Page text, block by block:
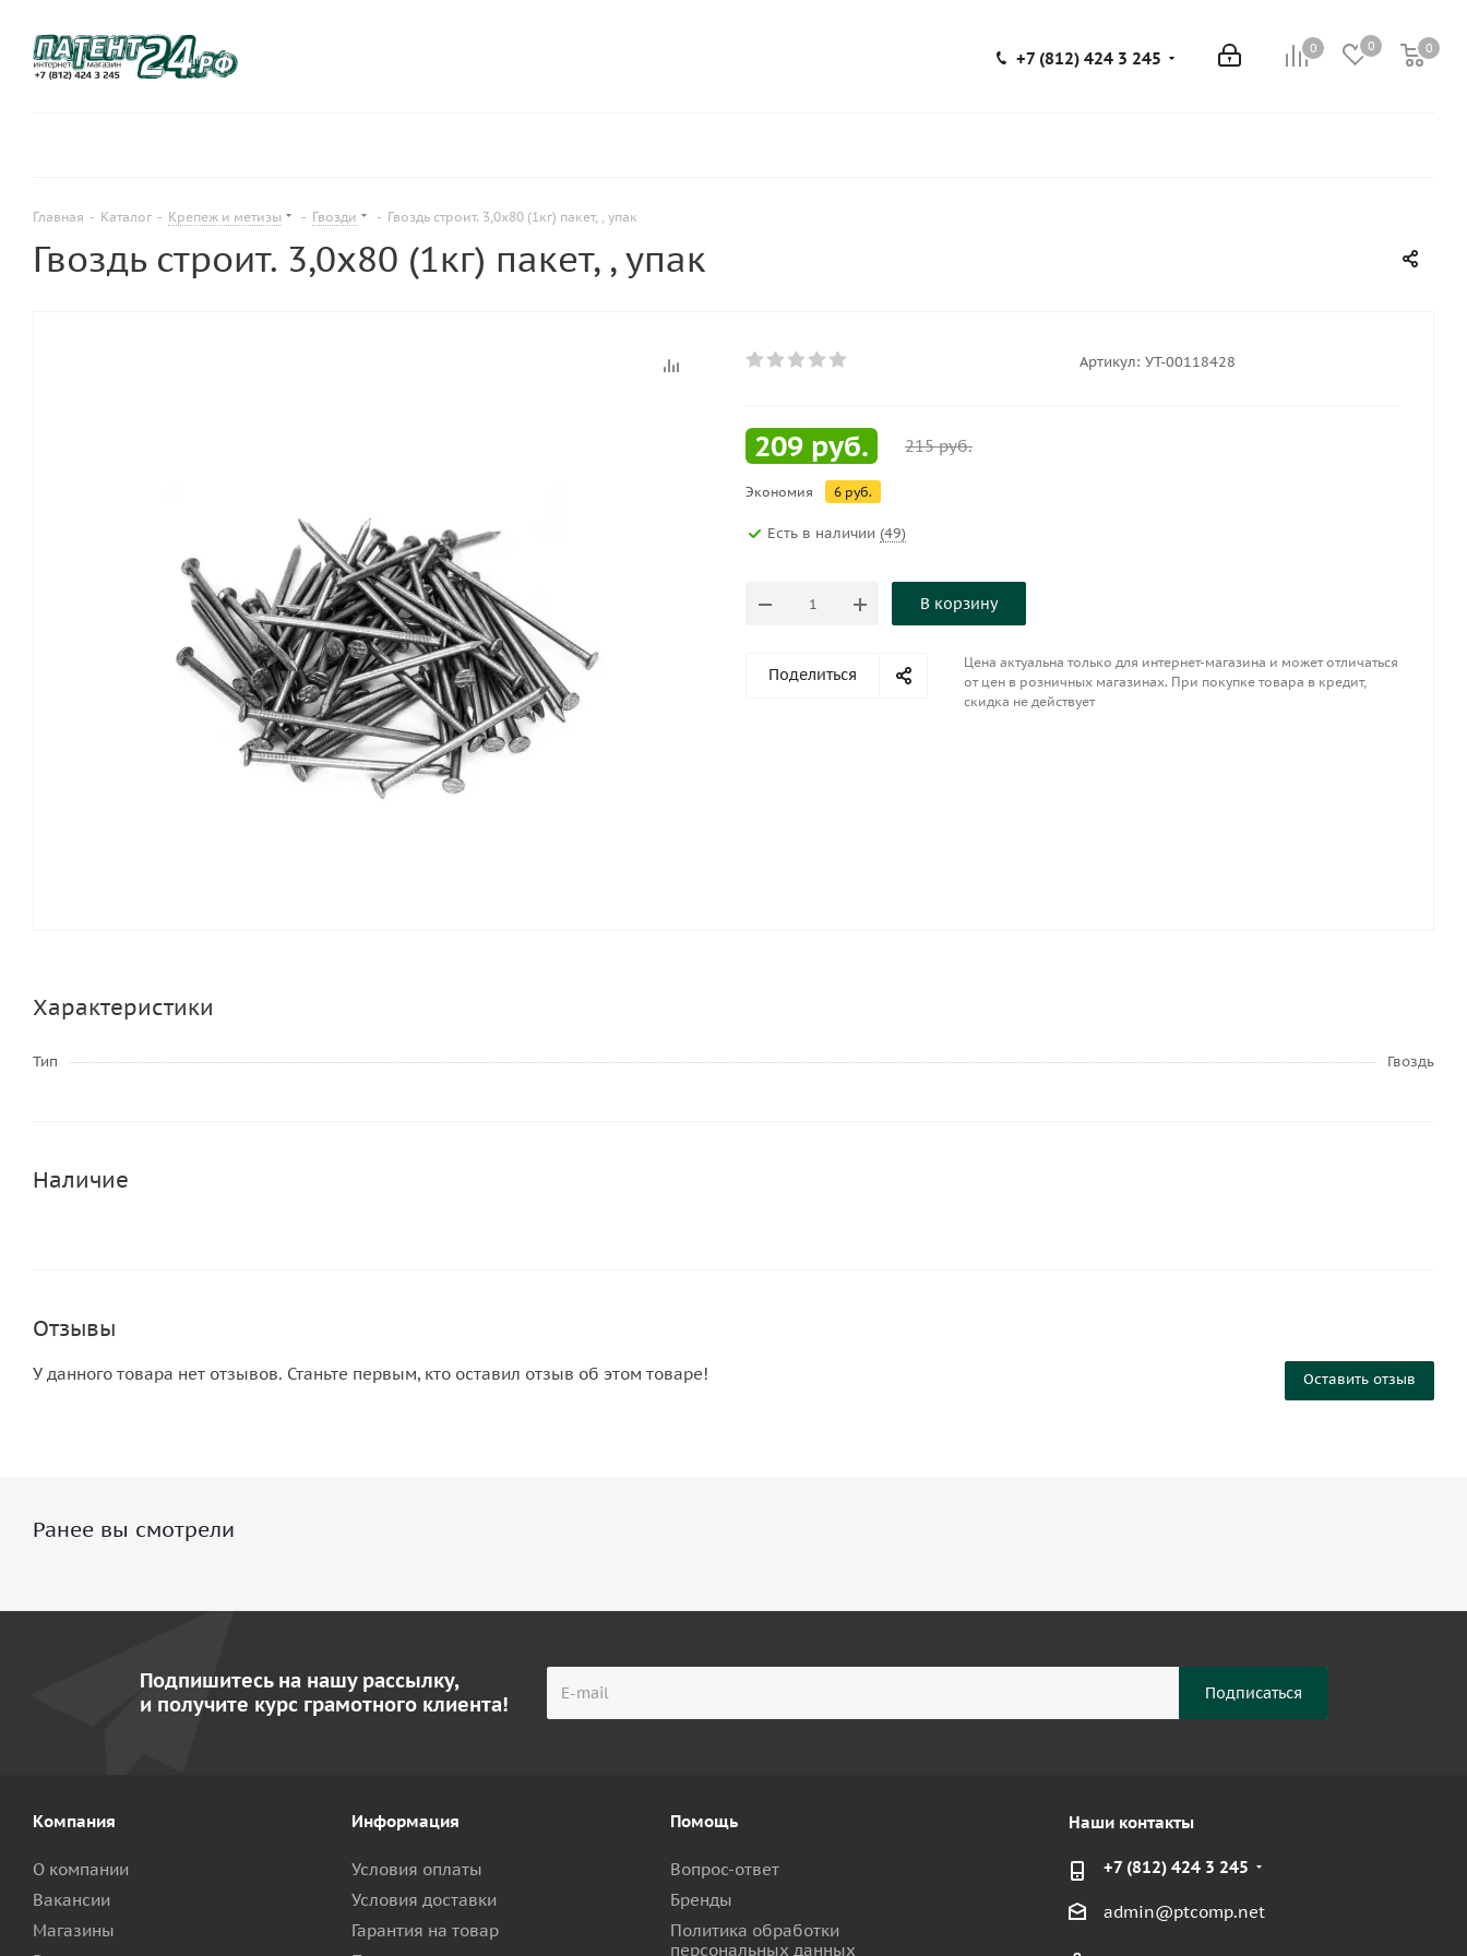
0 0 0
0
+7 (812) 424 3 245
Главная - Каталог - Крепеж и метизы - Гвозди - Гвоздь строит. 3,0х80 (1кг) пакет, , упак
Гвоздь строит. 3,0х80 (1кг) пакет, , упак
Артикул: УТ-00118428
209 руб. 215руб.
Экономия 6 руб.
Есть в наличии (49)
В корзину
Поделиться
Цена актуальна только для интернет-магазина и может отличаться
от цен в розничных магазинах. При покупке товара в кредит,
скидка не действует
Характеристики
Тип Гвоздь
Наличие
Отзывы
Оставить отзыв
У данного товара нет отзывов. Станьте первым, кто оставил отзыв об этом товаре!
Ранее вы смотрели
Подпишитесь на нашу рассылку,
и получите курс грамотного клиента!
Компания
О компании
Вакансии
Магазины
Информация
Условия оплаты
Условия доставки
Гарантия на товар
Помощь
Вопрос-ответ
Бренды
Политика обработки
персональных данных
Наши контакты
+7 (812) 424 3 245
admin@ptcomp.net